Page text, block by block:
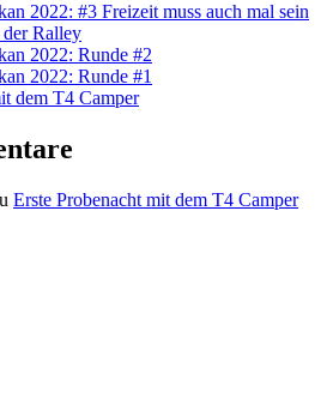
2022: #3 Freizeit muss auch mal sein
Ralley
2022: Runde #2
2022: Runde #1
dem T4 Camper
Erste Probenacht mit dem T4 Camper